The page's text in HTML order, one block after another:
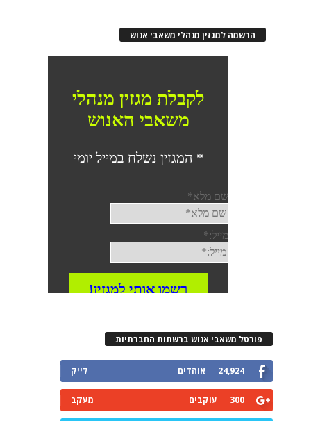
הרשמה למגזין מנהלי משאבי אנוש
פורטל משאבי אנוש ברשתות החברתיות
24,924 אוהדים לייק
300 עוקבים מעקב